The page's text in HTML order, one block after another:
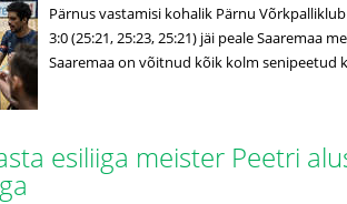
Pärnus vastamisi kohalik Pärnu
3:0 (25:21, 25:23, 25:21) jäi peale Saaremaa
Saaremaa on võitnud kõik kolm senipeetud
esiliiga meister Peetri